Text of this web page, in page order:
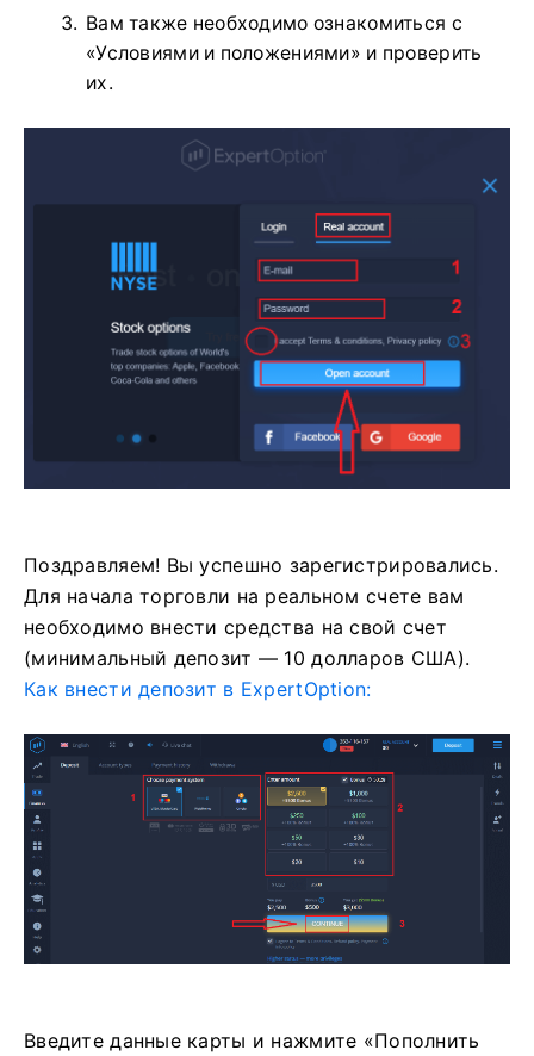
Вам также необходимо ознакомиться с
«Условиями и положениями» и проверить
их.
Поздравляем! Вы успешно зарегистрировались.
Для начала торговли на реальном счете вам
необходимо внести средства на свой счет
(минимальный депозит — 10 долларов США).
Как внести депозит в ExpertOption:
Введите данные карты и нажмите «Пополнить